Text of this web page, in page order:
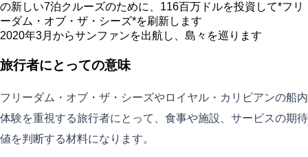
の新しい7泊クルーズのために、116百万ドルを投資して*フリ
ーダム・オブ・ザ・シーズ*を刷新します
2020年3月からサンファンを出航し、島々を巡ります
旅行者にとっての意味
フリーダム・オブ・ザ・シーズやロイヤル・カリビアンの船内
体験を重視する旅行者にとって、食事や施設、サービスの期待
値を判断する材料になります。